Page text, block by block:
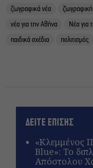
ζωγραφικά νέα
ζωγραφική
νέα για την Αθήνα
Νέα για
παιδικά σχέδια
πολιτισμός
ΔΕΙΤΕ ΕΠΙΣΗΣ
«Κλεμμένος
Blue»: Το
Απόστολου